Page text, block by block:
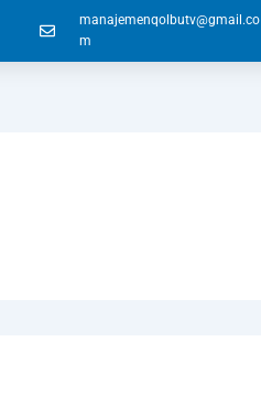
manajemenqolbutv@gmail.co
m